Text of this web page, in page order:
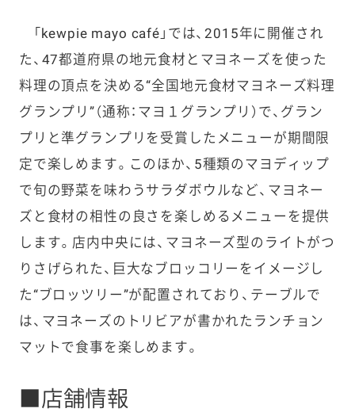
「kewpie mayo café」では、2015年に開催され
た、47都道府県の地元食材とマヨネーズを使った
料理の頂点を決める“全国地元食材マヨネーズ料理
グランプリ”（通称：マヨ１グランプリ）で、グラン
プリと準グランプリを受賞したメニューが期間限
定で楽しめます。このほか、5種類のマヨディップ
で旬の野菜を味わうサラダボウルなど、マヨネー
ズと食材の相性の良さを楽しめるメニューを提供
します。店内中央には、マヨネーズ型のライトがつ
りさげられた、巨大なブロッコリーをイメージし
た“ブロッツリー”が配置されており、テーブルで
は、マヨネーズのトリビアが書かれたランチョン
マットで食事を楽しめます。
■店舗情報